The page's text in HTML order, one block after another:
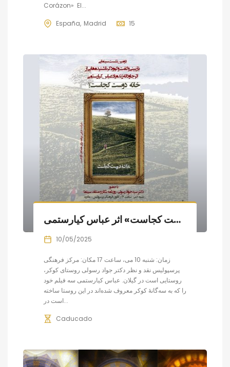
Corázon» El...
España Madrid 15
نمایش و بررسی «خانه دوست کجاست» اثر عباس کیارستمی
10/05/2025
زمان: شنبه 10 می، ساعت 17 مکان: مرکز فرهنگی
پرسپولیس نقد و نظر دکتر جواد رسولی روستای کوکر،
روستایی است در گیلان. عباس کیارستمی سه فیلم خود
را که به سه‌گانهٔ کوکر معروف شده‌اند در این روستا ساخته
است در...
Caducado